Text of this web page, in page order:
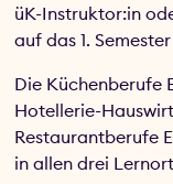
üK-Instruktor:in
auf das 1.
Die Küchenberufe
Hotellerie-
Restaurantberufe
in allen drei